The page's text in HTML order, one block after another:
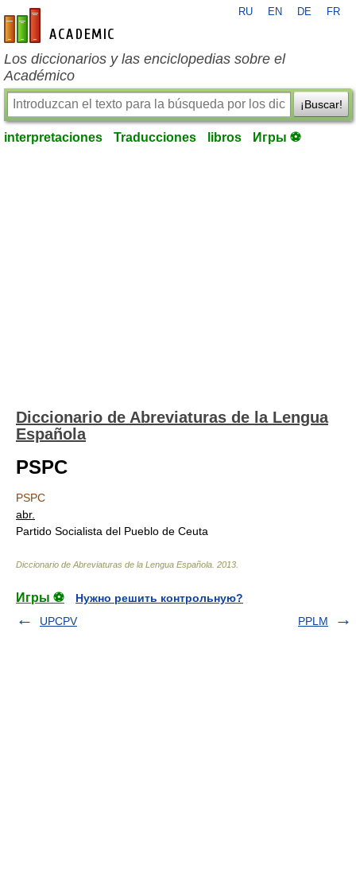
es-academic.com
RU EN DE FR
Los diccionarios y las enciclopedias sobre el
Académico
¡Buscar!
interpretaciones Traducciones libros Игры ⚽
Diccionario de Abreviaturas de la Lengua
Española
PSPC
PSPC
abr.
Partido Socialista del Pueblo de Ceuta
Diccionario de Abreviaturas de la Lengua Española 2013
Игры ⚽
Нужно решить контрольную?
UPCPV
PPLM